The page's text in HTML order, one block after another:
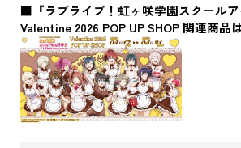
■『ラブライブ！虹ヶ咲学園スクールア
Valentine 2026 POP UP SHOP 関連商品